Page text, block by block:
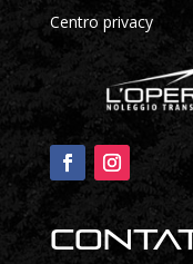
Centro privacy